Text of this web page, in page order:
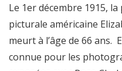
Le 1er décembre 1915,
picturale américaine
meurt à l’âge de 66 ans.
connue pour les